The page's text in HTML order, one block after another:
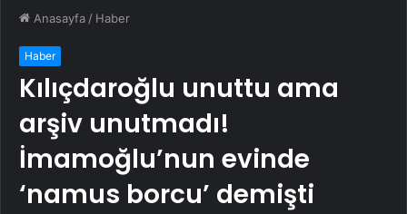
Anasayfa / Haber
Haber
Kılıçdaroğlu unuttu ama
arşiv unutmadı!
İmamoğlu’nun evinde
‘namus borcu’ demişti